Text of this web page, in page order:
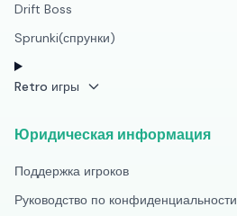
Drift Boss
Sprunki(спрунки)
Retro игры
Юридическая информация
Поддержка игроков
Руководство по конфиденциальности